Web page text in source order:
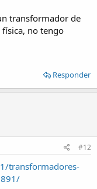
transformador de
no tengo
Responder
#12
transformadores-